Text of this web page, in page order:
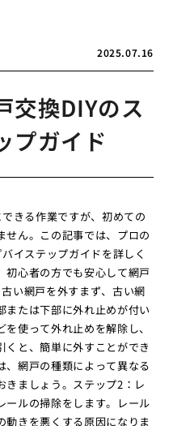
2025.07.16
交換DIYのス
プガイド
きる作業ですが、初めての
せん。この記事では、プロの
イステップガイドを詳しく
初心者の方でも安心して網戸
い網戸を外すまず、古い網
または下部に外れ止めが付い
使って外れ止めを解除し、
くと、簡単に外すことができ
、網戸の種類によって異なる
きましょう。ステップ2：レ
ールの掃除をします。レール
動きを悪くする原因になりま